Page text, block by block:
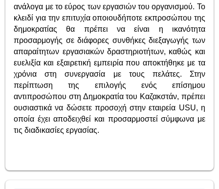
ανάλογα με το εύρος των εργασιών του οργανισμού. Το
κλειδί για την επιτυχία οποιουδήποτε εκπροσώπου της
δημοκρατίας θα πρέπει να είναι η ικανότητα
προσαρμογής σε διάφορες συνθήκες διεξαγωγής των
απαραίτητων εργασιακών δραστηριοτήτων, καθώς και
ευελιξία και εξαιρετική εμπειρία που αποκτήθηκε με τα
χρόνια στη συνεργασία με τους πελάτες. Στην
περίπτωση της επιλογής ενός επίσημου
αντιπροσώπου στη Δημοκρατία του Καζακστάν, πρέπει
ουσιαστικά να δώσετε προσοχή στην εταιρεία USU, η
οποία έχει αποδειχθεί και προσαρμοστεί σύμφωνα με
τις διαδικασίες εργασίας.